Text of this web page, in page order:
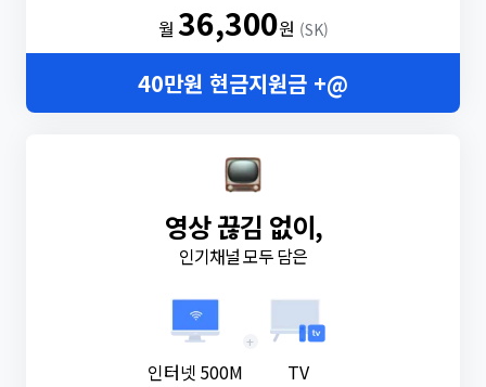
월36,300원 (SK)
40만원 현금지원금 +@
영상 끊김 없이,
인기채널 모두 담은
인터넷 500M
+
TV